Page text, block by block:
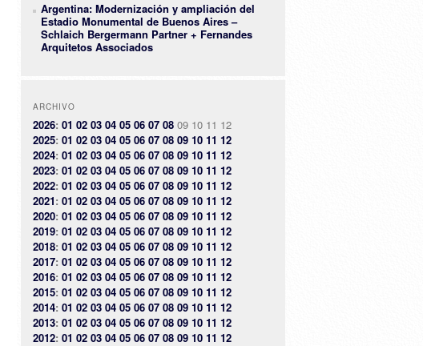
Argentina: Modernización y ampliación del
Estadio Monumental de Buenos Aires –
Schlaich Bergermann Partner + Fernandes
Arquitetos Associados
ARCHIVO
2026: 01 02 03 04 05 06 07 08 09 10 11 12
2025: 01 02 03 04 05 06 07 08 09 10 11 12
2024: 01 02 03 04 05 06 07 08 09 10 11 12
2023: 01 02 03 04 05 06 07 08 09 10 11 12
2022: 01 02 03 04 05 06 07 08 09 10 11 12
2021: 01 02 03 04 05 06 07 08 09 10 11 12
2020: 01 02 03 04 05 06 07 08 09 10 11 12
2019: 01 02 03 04 05 06 07 08 09 10 11 12
2018: 01 02 03 04 05 06 07 08 09 10 11 12
2017: 01 02 03 04 05 06 07 08 09 10 11 12
2016: 01 02 03 04 05 06 07 08 09 10 11 12
2015: 01 02 03 04 05 06 07 08 09 10 11 12
2014: 01 02 03 04 05 06 07 08 09 10 11 12
2013: 01 02 03 04 05 06 07 08 09 10 11 12
2012: 01 02 03 04 05 06 07 08 09 10 11 12